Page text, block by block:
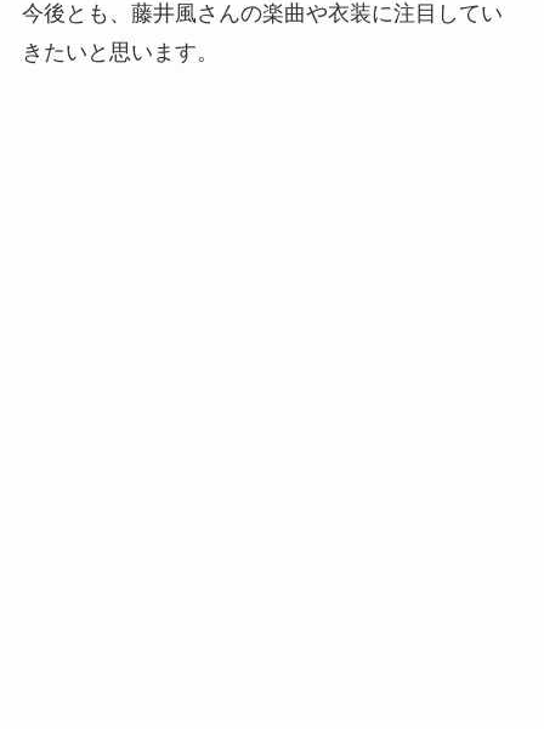
今後とも、藤井風さんの楽曲や衣装に注目してい
きたいと思います。